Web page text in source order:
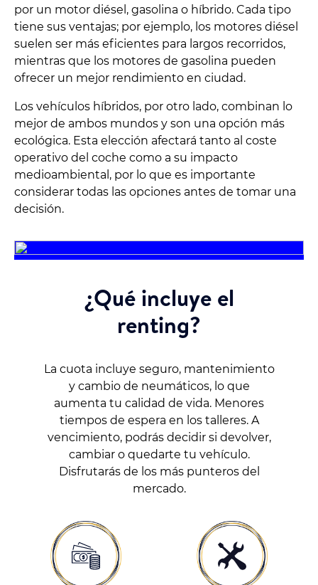
por un motor diésel, gasolina o híbrido. Cada tipo
tiene sus ventajas; por ejemplo, los motores diésel
suelen ser más eficientes para largos recorridos,
mientras que los motores de gasolina pueden
ofrecer un mejor rendimiento en ciudad.
Los vehículos híbridos, por otro lado, combinan lo
mejor de ambos mundos y son una opción más
ecológica. Esta elección afectará tanto al coste
operativo del coche como a su impacto
medioambiental, por lo que es importante
considerar todas las opciones antes de tomar una
decisión.
¿Qué incluye el
renting?
La cuota incluye seguro, mantenimiento
y cambio de neumáticos, lo que
aumenta tu calidad de vida. Menores
tiempos de espera en los talleres. A
vencimiento, podrás decidir si devolver,
cambiar o quedarte tu vehículo.
Disfrutarás de los más punteros del
mercado.